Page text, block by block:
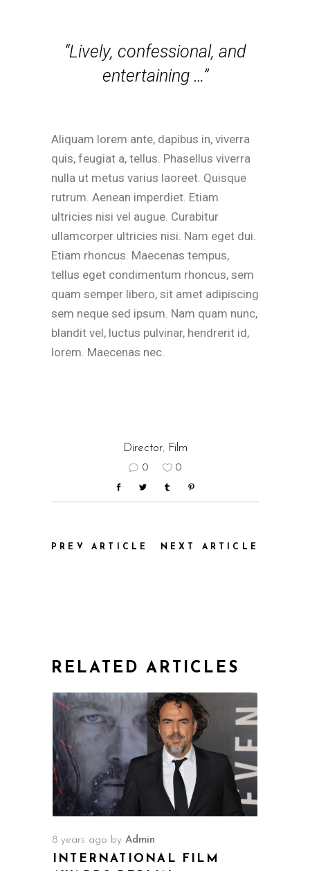
“Lively, confessional, and
entertaining …”
Aliquam lorem ante, dapibus in, viverra
quis, feugiat a, tellus. Phasellus viverra
nulla ut metus varius laoreet. Quisque
rutrum. Aenean imperdiet. Etiam
ultricies nisi vel augue. Curabitur
ullamcorper ultricies nisi. Nam eget dui.
Etiam rhoncus. Maecenas tempus,
tellus eget condimentum rhoncus, sem
quam semper libero, sit amet adipiscing
sem neque sed ipsum. Nam quam nunc,
blandit vel, luctus pulvinar, hendrerit id,
lorem. Maecenas nec.
Director, Film
0 0
PREV ARTICLE NEXT ARTICLE
RELATED ARTICLES
8 years ago by Admin
INTERNATIONAL FILM